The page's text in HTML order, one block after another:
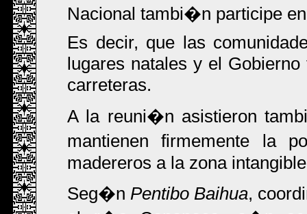
Nacional tambi�n participe
Es decir, que las
lugares natales y el
carreteras.
A la reuni�n asistieron
mantienen firmemente la
madereros a la zona
Seg�n Pentibo Baihua,